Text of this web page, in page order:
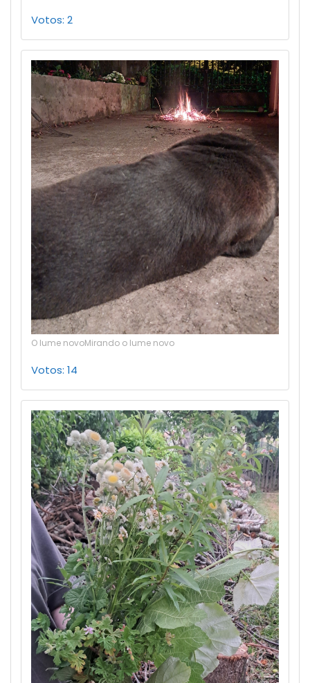
Votos: 2
O lume novoMirando o lume novo
Votos: 14